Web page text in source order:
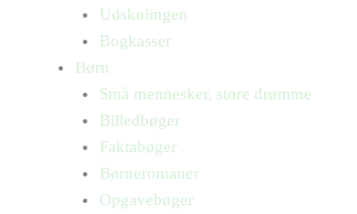
Udskolingen
Bogkasser
Børn
Små mennesker, store drømme
Billedbøger
Faktabøger
Børneromaner
Opgavebøger